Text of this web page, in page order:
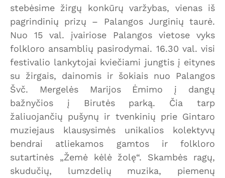
stebėsime žirgų konkūrų varžybas, vienas iš
pagrindinių prizų – Palangos Jurginių taurė.
Nuo 15 val. įvairiose Palangos vietose vyks
folkloro ansamblių pasirodymai. 16.30 val. visi
festivalio lankytojai kviečiami jungtis į eitynes
su žirgais, dainomis ir šokiais nuo Palangos
Švč. Mergelės Marijos Ėmimo į dangų
bažnyčios į Birutės parką. Čia tarp
žaliuojančių pušynų ir tvenkinių prie Gintaro
muziejaus klausysimės unikalios kolektyvų
bendrai atliekamos gamtos ir folkloro
sutartinės „Žemė kėlė žolę“. Skambės ragų,
skudučių, lumzdelių muzika, piemenų